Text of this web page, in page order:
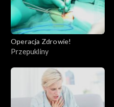
Operacja Zdrowie!
Przepukliny